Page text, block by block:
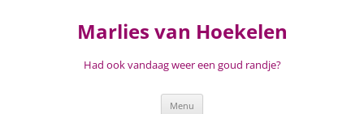
Marlies van Hoekelen
Had ook vandaag weer een goud randje?
Menu